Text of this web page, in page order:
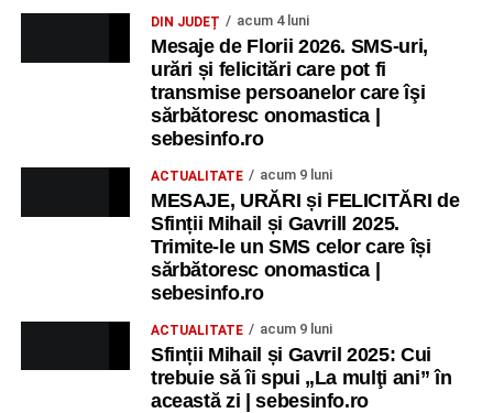
DIN JUDEȚ acum 4 luni
Mesaje de Florii 2026. SMS-uri,
urări și felicitări care pot fi
transmise persoanelor care îşi
sărbătoresc onomastica |
sebesinfo.ro
ACTUALITATE acum 9 luni
MESAJE, URĂRI și FELICITĂRI de
Sfinții Mihail și Gavrill 2025.
Trimite-le un SMS celor care își
sărbătoresc onomastica |
sebesinfo.ro
ACTUALITATE acum 9 luni
Sfinții Mihail și Gavril 2025: Cui
trebuie să îi spui „La mulţi ani” în
această zi | sebesinfo.ro